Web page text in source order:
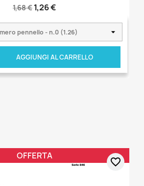
1,68 € 1,26 €
AGGIUNGI AL CARRELLO
OFFERTA
favorite_border